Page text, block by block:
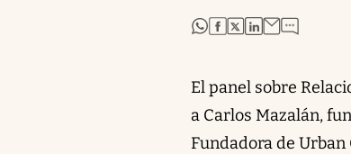
abre en nueva pestaña
abre en nueva
abre en nueva
abre en nueva
El panel sobre
a Carlos Mazalán,
Fundadora de